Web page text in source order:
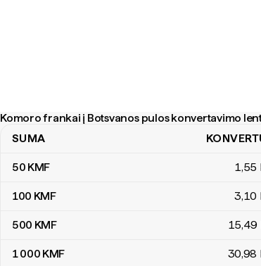
Komoro frankai į Botsvanos pulos konvertavimo
Komoro frankai į Botsvanos pulos konvertavimo
SUMA
50 KMF 1,55
100 KMF 3,10
500 KMF 15,49
1 000 KMF 30,98